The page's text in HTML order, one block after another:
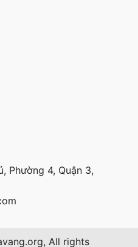
Phường 4, Quận 3,
All rights